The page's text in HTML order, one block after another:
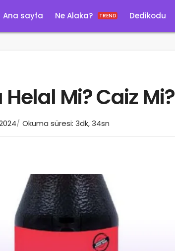
Ana sayfa Ne Alaka? TREND Dedikodu
Helal Mi? Caiz Mi?
Okuma süresi: 3dk, 34sn